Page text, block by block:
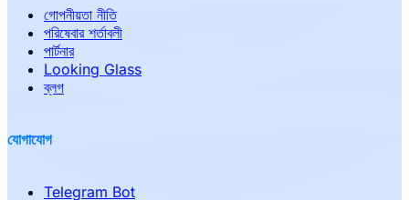
গোপনীয়তা নীতি
পরিষেবার শর্তাবলী
পার্টনার
Looking Glass
ব্লগ
যোগাযোগ
Telegram Bot